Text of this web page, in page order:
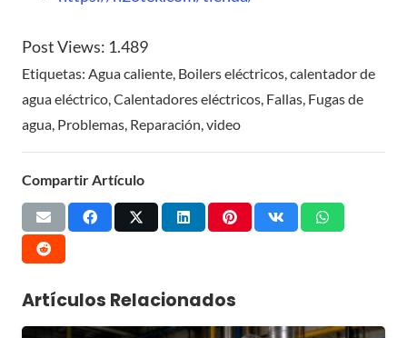
Post Views: 1.489
Etiquetas: Agua caliente Boilers eléctricos calentador de
agua eléctrico Calentadores eléctricos Fallas Fugas de
agua Problemas Reparación video
Compartir Artículo
Artículos Relacionados